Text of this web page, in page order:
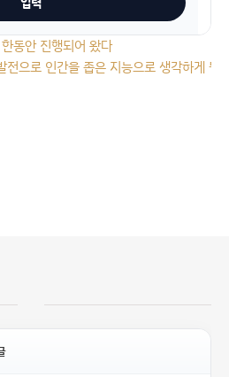
동안 진행되어 왔다
으로 인간을 좁은 지능으로 생각하게 될